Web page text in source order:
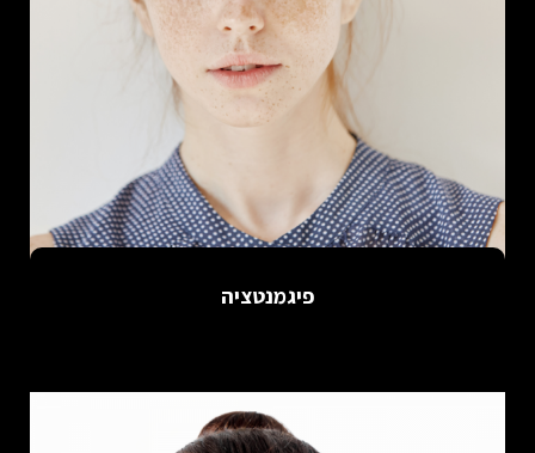
פיגמנטציה